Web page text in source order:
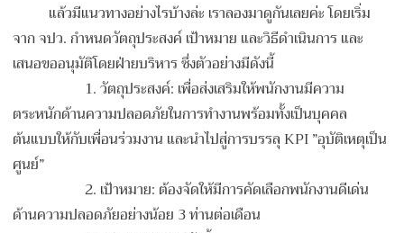
แล้วมีแนวทางอย่างไรบ้างล่ะ เราลองมาดูกันเลยค่ะ โดยเริ่ม
จาก จปว. กำหนดวัตถุประสงค์ เป้าหมาย และวิธีดำเนินการ และ
เสนอขออนุมัติโดยฝ่ายบริหาร ซึ่งตัวอย่างมีดังนี้
1.วัตถุประสงค์: เพื่อส่งเสริมให้พนักงานมีความ
ตระหนักด้านความปลอดภัยในการทำงานพร้อมทั้งเป็นบุคคล
ต้นแบบให้กับเพื่อนร่วมงาน และนำไปสู่การบรรลุ KPI ”อุบัติเหตุเป็น
ศูนย์”
2. เป้าหมาย: ต้องจัดให้มีการคัดเลือกพนักงานดีเด่น
ด้านความปลอดภัยอย่างน้อย 3 ท่านต่อเดือน